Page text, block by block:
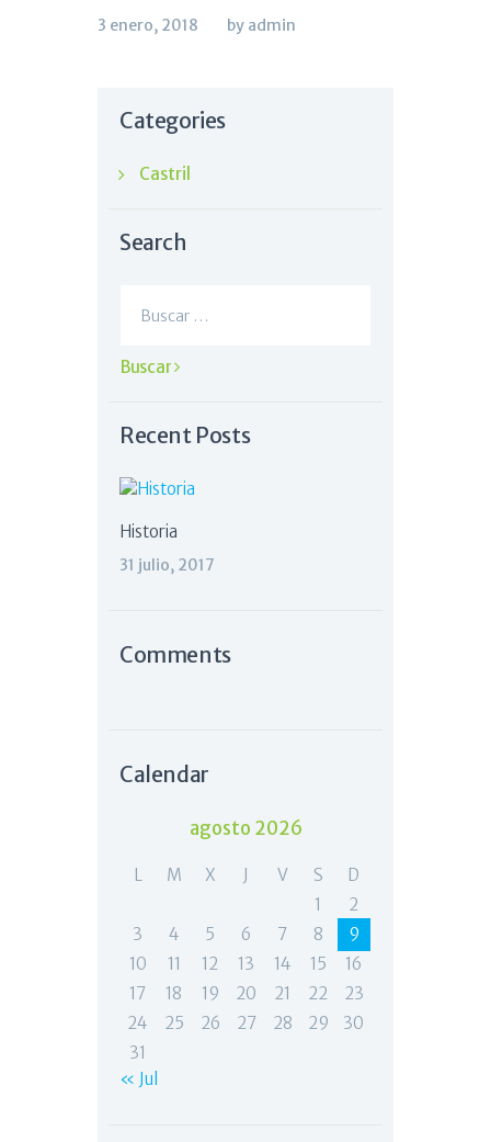
3 enero, 2018 by admin
Categories
Castril
Search
Recent Posts
Historia
31 julio, 2017
Comments
Calendar
agosto 2026
L M X V S
D
1
2
3
4 5 6 7 8
9
10
11 12 13 14 15
16
17
18 19 20 21 22
23
24
25 26 27 28 29
30
31
« Jul